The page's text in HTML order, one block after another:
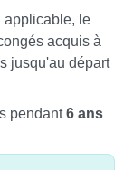
applicable, le
acquis à
jusqu'au départ
pendant 6 ans